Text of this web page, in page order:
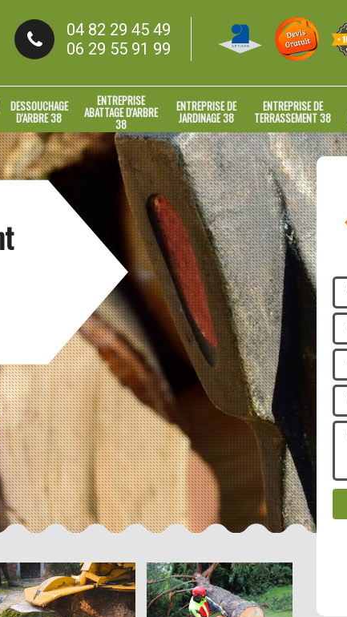
04 82 29 45 49
06 29 55 91 99
DESSOUCHAGE
D'ARBRE 38
ENTREPRISE
ABATTAGE D'ARBRE
38
ENTREPRISE DE
JARDINAGE 38
ENTREPRISE DE
TERRASSEMENT 38